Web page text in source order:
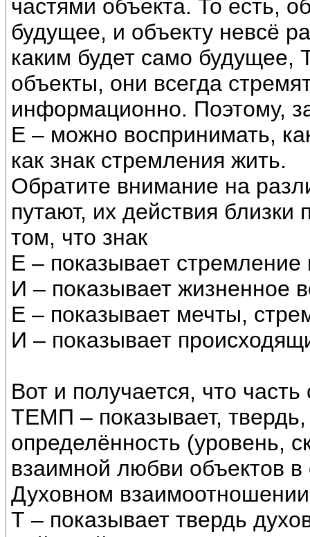
частями объекта. То есть,
будущее, и объекту невсё
каким будет само будущее,
объекты, они всегда
информационно. Поэтому,
Е – можно воспринимать,
как знак стремления жить.
Обратите внимание на
путают, их действия
том, что знак
Е – показывает стремление
И – показывает жизненное
Е – показывает мечты,
И – показывает
Вот и получается, что часть
ТЕМП – показывает,
определённость (уровень,
взаимной любви объектов
Духовном
Т – показывает твердь